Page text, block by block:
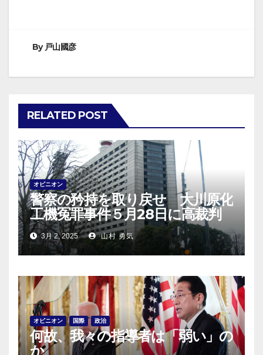
ナ
ー
シ
ョ
ン
By 戸山國彦
RELATED POST
オピニオン
警察の矜持を取り戻せ 大川原化
工機冤罪事件５月28日に高裁判
決！
3月 2, 2025 山村 勇気
オピニオン 国際 政治
何故、我々の指導者は「弱い」の
か